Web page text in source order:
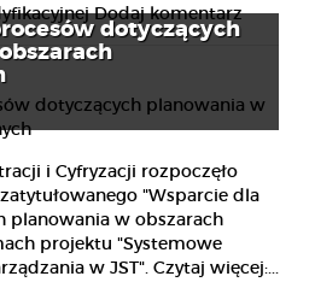
Dodaj komentarz
dotyczących
i Cyfryzacji rozpoczęło
"Wsparcie dla
planowania w obszarach
projektu "Systemowe
w JST". Czytaj więcej:...